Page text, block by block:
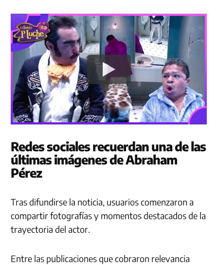
Redes sociales recuerdan una de las
últimas imágenes de Abraham
Pérez
Tras difundirse la noticia, usuarios comenzaron a
compartir fotografías y momentos destacados de la
trayectoria del actor.
Entre las publicaciones que cobraron relevancia